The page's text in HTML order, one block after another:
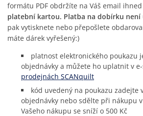
formátu PDF obdržíte na Váš email
platební kartou. Platba na dobírku není
pak vytisknete nebo přepošlete
máte dárek vyřešený:)
platnost elektronického poukazu
objednávky a můžete ho uplatnit v
prodejnách SCANquilt
kód uvedený na poukazu zadejte
objednávky nebo sdělte při nákupu
Vašeho nákupu se sníží o 500 Kč